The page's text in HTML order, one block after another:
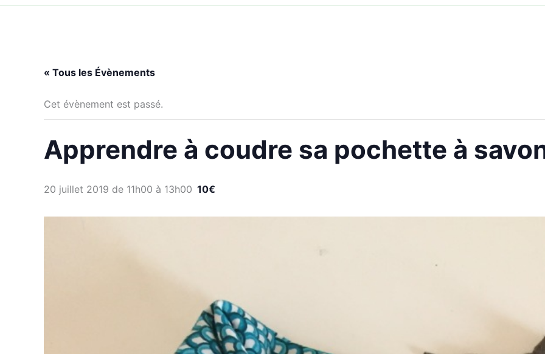
« Tous les Évènements
Cet évènement est passé.
Apprendre à coudre sa pochette à
20 juillet 2019 de 11h00 à 13h00 10€